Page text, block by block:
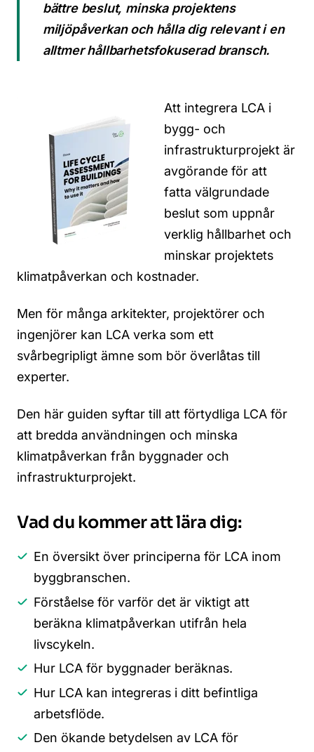
bättre beslut, minska projektens
miljöpåverkan och hålla dig relevant i en
alltmer hållbarhetsfokuserad bransch.
Att integrera LCA i
bygg- och
infrastrukturprojekt är
avgörande för att
fatta välgrundade
beslut som uppnår
verklig hållbarhet och
minskar projektets
klimatpåverkan och kostnader.
Men för många arkitekter, projektörer och
ingenjörer kan LCA verka som ett
svårbegripligt ämne som bör överlåtas till
experter.
Den här guiden syftar till att förtydliga LCA för
att bredda användningen och minska
klimatpåverkan från byggnader och
infrastrukturprojekt.
Vad du kommer att lära dig:
En översikt över principerna för LCA inom
byggbranschen.
Förståelse för varför det är viktigt att
beräkna klimatpåverkan utifrån hela
livscykeln.
Hur LCA för byggnader beräknas.
Hur LCA kan integreras i ditt befintliga
arbetsflöde.
Den ökande betydelsen av LCA för